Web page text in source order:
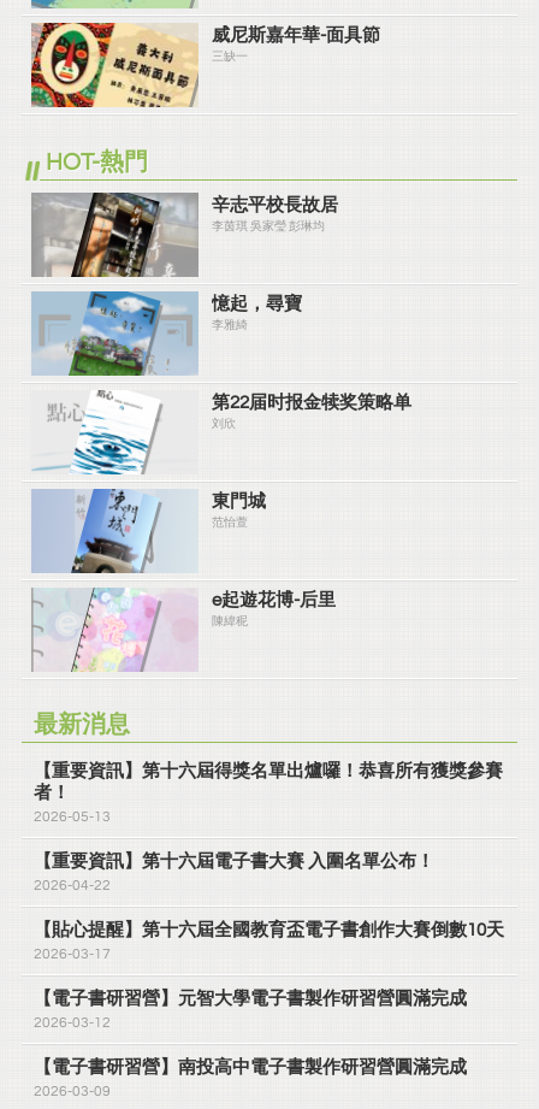
威尼斯嘉年華-面具節
三缺一
HOT-熱門
辛志平校長故居
李茵琪 吳家瑩 彭琳均
憶起，尋寶
李雅綺
第22届时报金犊奖策略单
刘欣
東門城
范怡萱
e起遊花博-后里
陳緯秜
最新消息
【重要資訊】第十六屆得獎名單出爐囉！恭喜所有獲獎參賽
者！
2026-05-13
【重要資訊】第十六屆電子書大賽 入圍名單公布！
2026-04-22
【貼心提醒】第十六屆全國教育盃電子書創作大賽倒數10天
2026-03-17
【電子書研習營】元智大學電子書製作研習營圓滿完成
2026-03-12
【電子書研習營】南投高中電子書製作研習營圓滿完成
2026-03-09